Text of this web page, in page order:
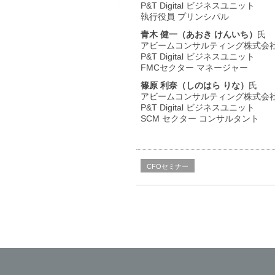
P&T Digital ビジネスユニット
執行役員 プリンシパル
青木 健一（あおき けんいち） 氏
アビームコンサルティング株式会
P&T Digital ビジネスユニット
FMCセクター マネージャー
篠原 利奈（しのはら りな） 氏
アビームコンサルティング株式会
P&T Digital ビジネスユニット
SCM セクター コンサルタント
CFOセミナー